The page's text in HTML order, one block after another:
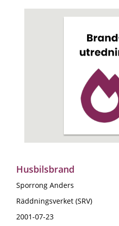
Husbilsbrand
Sporrong Anders
Räddningsverket (SRV)
2001-07-23